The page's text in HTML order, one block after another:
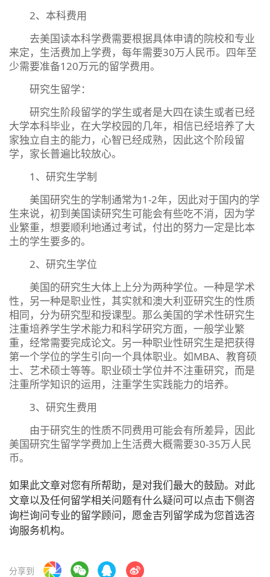
2、本科费用
去美国读本科学费需要根据具体申请的院校和专业
来定，生活费加上学费，每年需要30万人民币。四年至
少需要准备120万元的留学费用。
研究生留学：
研究生阶段留学的学生或者是大四在读生或者已经
大学本科毕业，在大学校园的几年，相信已经培养了大
家独立自主的能力，心智已经成熟，因此这个阶段留
学，家长普遍比较放心。
1、研究生学制
美国研究生的学制通常为1-2年，因此对于国内的学
生来说，初到美国读研究生可能会有些吃不消，因为学
业繁重，想要顺利地通过考试，付出的努力一定是比本
土的学生要多的。
2、研究生学位
美国的研究生大体上上分为两种学位。一种是学术
性，另一种是职业性，其实就和澳大利亚研究生的性质
相同，分为研究型和授课型。那么美国的学术性研究生
注重培养学生学术能力和科学研究方面，一般学业繁
重，经常需要完成论文。另一种职业性研究生是把获得
第一个学位的学生引向一个具体职业。如MBA、教育硕
士、艺术硕士等等。职业硕士学位并不注重研究，而是
注重所学知识的运用，注重学生实践能力的培养。
3、研究生费用
由于研究生的性质不同费用可能会有所差异，因此
美国研究生留学学费加上生活费大概需要30-35万人民
币。
如果此文章对您有所帮助，是对我们最大的鼓励。对此
文章以及任何留学相关问题有什么疑问可以点击下侧咨
询栏询问专业的留学顾问，愿金吉列留学成为您首选咨
询服务机构。
分享到